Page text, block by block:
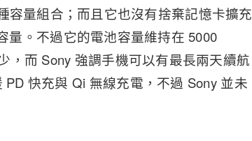
容量組合；而且它也沒有捨棄記憶卡擴充
量。不過它的電池容量維持在 5000
，而 Sony 強調手機可以有最長兩天續航
快充與 Qi 無線充電，不過 Sony 並未